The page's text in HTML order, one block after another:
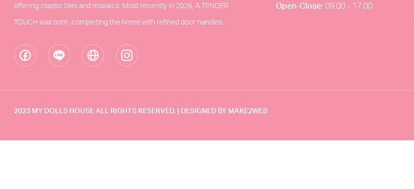
offering classic tiles and mosaics. Most recently in 2026, A TENDER
TOUCH was born, completing the home with refined door handles.
Open-Close: 09.00 - 17.00
2023 MY DOLLS HOUSE ALL RIGHTS RESERVED. | DESIGNED BY MAKE2WEB